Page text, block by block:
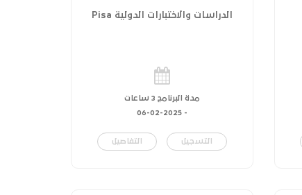
الدراسات والاختبارات الدولية Pisa
مدة البرنامج 3 ساعات
-
06-02-2025
التسجيل التفاصيل